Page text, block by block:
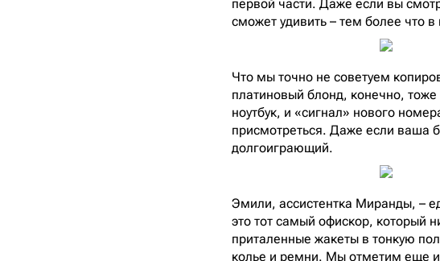
первой части. Даже если вы
сможет удивить – тем более что
Что мы точно не советуем
платиновый блонд, конечно,
ноутбук, и «сигнал» нового
присмотреться. Даже если ваша
долгоиграющий.
Эмили, ассистентка Миранды, –
это тот самый офискор, который
приталенные жакеты в тонкую
колье и ремни. Мы отметим еще и